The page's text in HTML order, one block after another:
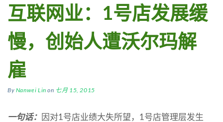
互联网业：1号店发展缓
慢，创始人遭沃尔玛解
雇
By Nanwei Lin on 七月 15, 2015
一句话： 因对1号店业绩大失所望，1号店管理层发生